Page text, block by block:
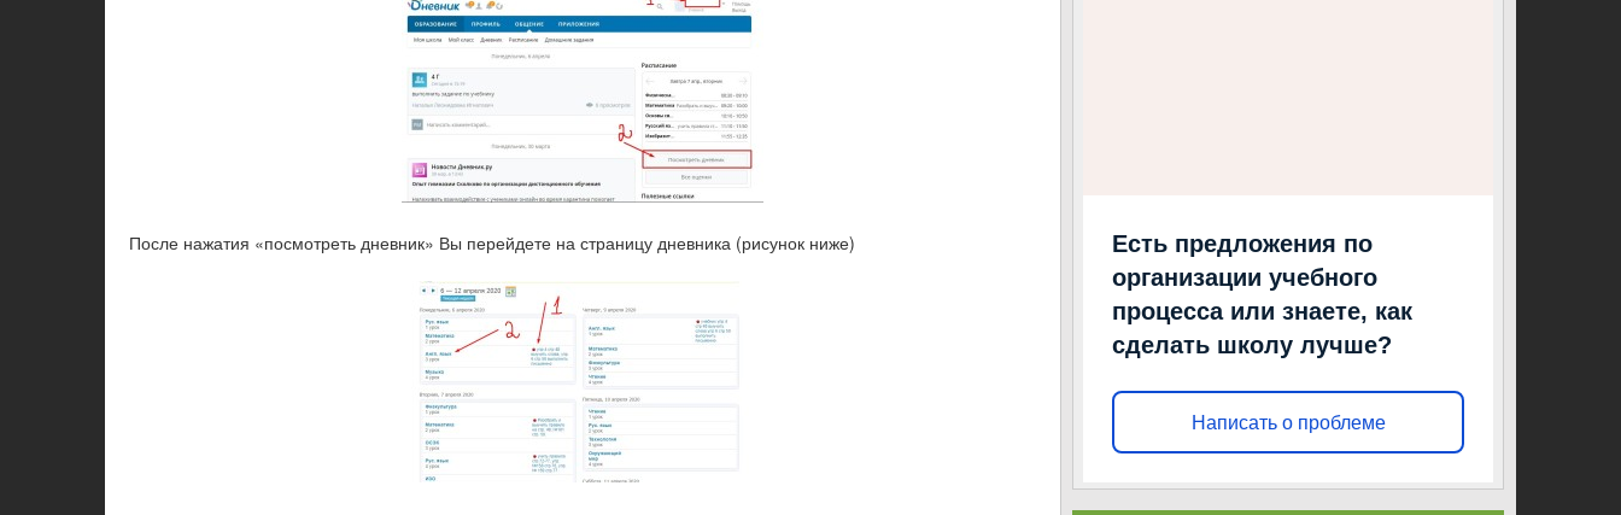
После нажатия «посмотреть дневник» Вы перейдете на страницу дневника (рисунок ниже)
Есть предложения по
организации учебного
процесса или знаете, как
сделать школу лучше?
Написать о проблеме